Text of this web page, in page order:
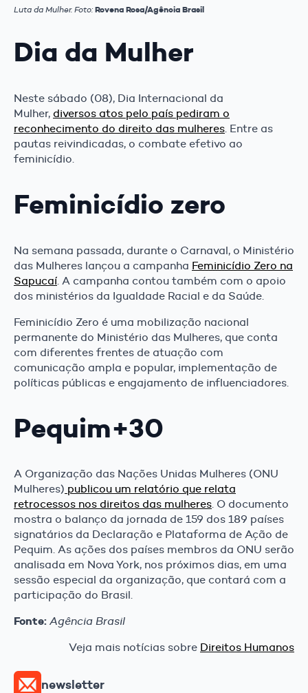
Luta da Mulher. Foto:Rovena Rosa/Agência Brasil
Dia da Mulher
Neste sábado (08), Dia Internacional da
Mulher, diversos atos pelo país pediram o
reconhecimento do direito das mulheres . Entre as
pautas reivindicadas, o combate efetivo ao
feminicídio.
Feminicídio zero
Na semana passada, durante o Carnaval, o Ministério
das Mulheres lançou a campanha Feminicídio Zero na
Sapucaí . A campanha contou também com o apoio
dos ministérios da Igualdade Racial e da Saúde.
Feminicídio Zero é uma mobilização nacional
permanente do Ministério das Mulheres, que conta
com diferentes frentes de atuação com
comunicação ampla e popular, implementação de
políticas públicas e engajamento de influenciadores.
Pequim+30
A Organização das Nações Unidas Mulheres (ONU
Mulheres) publicou um relatório que relata
retrocessos nos direitos das mulheres. O documento
mostra o balanço da jornada de 159 dos 189 países
signatários da Declaração e Plataforma de Ação de
Pequim. As ações dos países membros da ONU serão
analisada em Nova York, nos próximos dias, em uma
sessão especial da organização, que contará com a
participação do Brasil.
Fonte: Agência Brasil
Veja mais notícias sobre Direitos Humanos
newsletter